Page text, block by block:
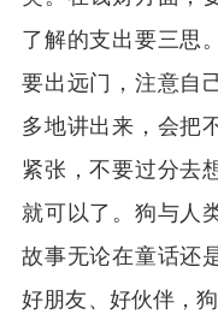
了解的支出要三思
要出远门，注意自
多地讲出来，会把
紧张，不要过分去
就可以了。狗与人
故事无论在童话还
好朋友、好伙伴，